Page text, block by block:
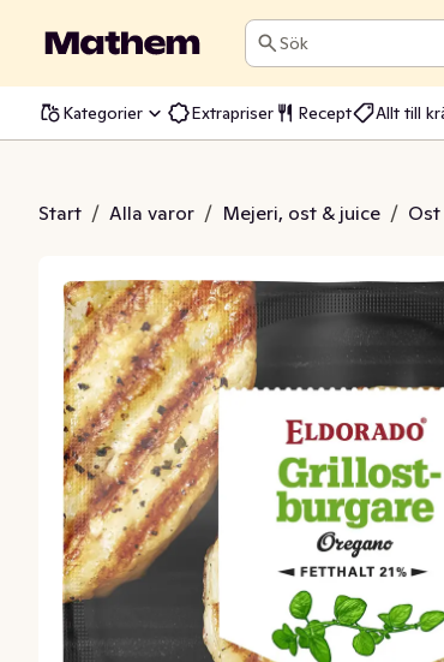
Sök
Kategorier Extrapriser Recept Allt till
Start / Alla varor / Mejeri, ost & juice / Ost
Oregano